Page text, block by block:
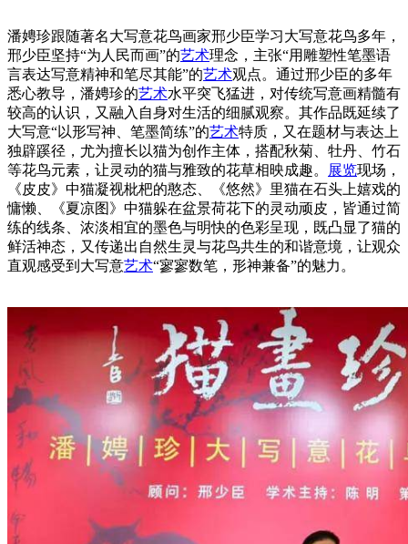
潘娉珍跟随著名大写意花鸟画家邢少臣学习大写意花鸟多年，
邢少臣坚持“为人民而画”的艺术理念，主张“用雕塑性笔墨语
言表达写意精神和笔尽其能”的艺术观点。通过邢少臣的多年
悉心教导，潘娉珍的艺术水平突飞猛进，对传统写意画精髓有
较高的认识，又融入自身对生活的细腻观察。其作品既延续了
大写意“以形写神、笔墨简练”的艺术特质，又在题材与表达上
独辟蹊径，尤为擅长以猫为创作主体，搭配秋菊、牡丹、竹石
等花鸟元素，让灵动的猫与雅致的花草相映成趣。
展览现场，
《皮皮》中猫凝视枇杷的憨态、《悠然》里猫在石头上嬉戏的
慵懒、《夏凉图》中猫躲在盆景荷花下的灵动顽皮，皆通过简
练的线条、浓淡相宜的墨色与明快的色彩呈现，既凸显了猫的
鲜活神态，又传递出自然生灵与花鸟共生的和谐意境，让观众
直观感受到大写意艺术“寥寥数笔，形神兼备”的魅力。